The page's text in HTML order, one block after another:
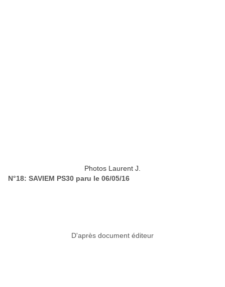
Photos Laurent J.
N°18: SAVIEM PS30 paru le 06/05/16
D'après document éditeur